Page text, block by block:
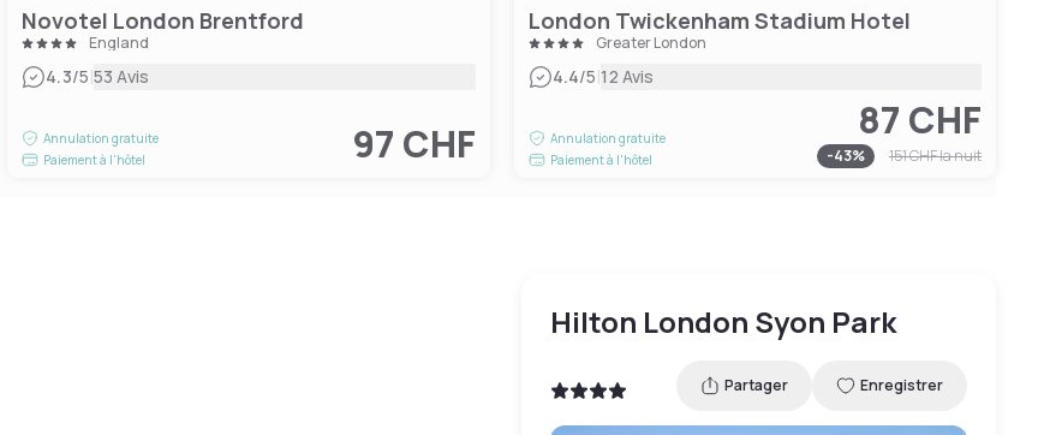
Novotel London Brentford
England
4.3/5|53 Avis
Annulation gratuite
Paiement à l'hôtel
97 CHF
London Twickenham Stadium Hotel
Greater London
4.4/5|12 Avis
Annulation gratuite
Paiement à l'hôtel
87 CHF
-43% 151 CHFla nuit
Hilton London Syon Park
Partager Enregistrer